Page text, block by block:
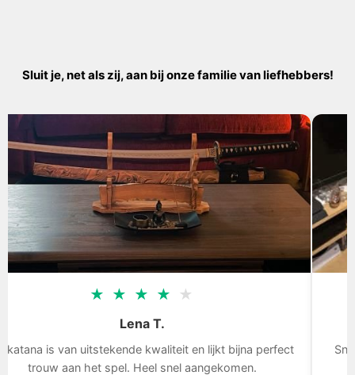
Sluit je, net als zij, aan bij onze familie van liefhebbers!
★ ★ ★ ★
Lena T.
is van uitstekende kwaliteit en lijkt bijna perfect
trouw aan het spel. Heel snel aangekomen.
Snelle